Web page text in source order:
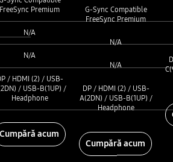
Grand Theft Auto: San Andreas – The Definitive Edition
FreeSync Premium
N/A
N/A
/ HDMI (2) / USB-
/ USB-B(1UP) /
Headphone
Cumpără acum
G-Sync Compatible
FreeSync Premium
N/A
N/A
DP / HDMI (2) / USB-
A(2DN) / USB-B(1UP) /
Headphone
Cumpără acum